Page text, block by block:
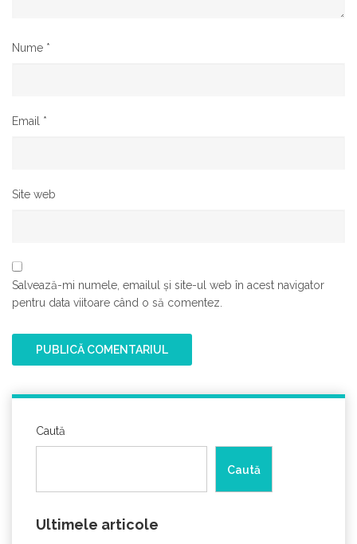
Nume *
Email *
Site web
Salvează-mi numele, emailul și site-ul web în acest navigator
pentru data viitoare când o să comentez.
Caută
Caută
Ultimele articole